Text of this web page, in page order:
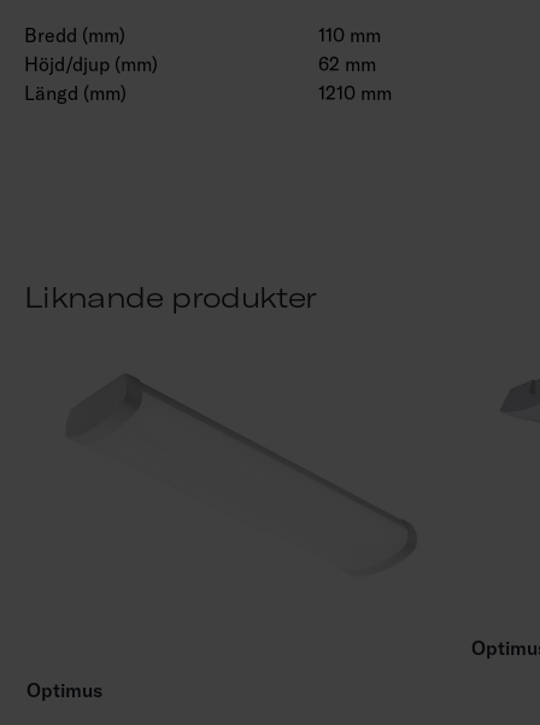
Bredd (mm)
110 mm
Höjd/djup (mm)
62 mm
Längd (mm)
1210 mm
Liknande produkter
Optimus